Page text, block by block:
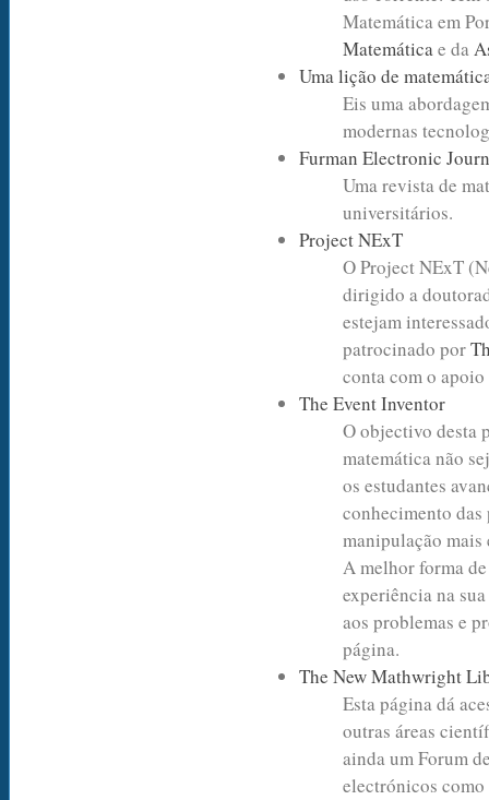
Matemática em
Matemáticae da
Uma lição de
Eis uma
modernas
Furman Electronic
Uma revista de
universitários.
Project NExT
O Project NExT
dirigido a
estejam
patrocinado por
conta com o
The Event Inventor
O objectivo desta
matemática não
os estudantes
conhecimento
manipulação mais
A melhor forma
experiência na
aos problemas e
página.
The New Mathwright
Esta página dá
outras áreas
ainda um Forum
electrónicos